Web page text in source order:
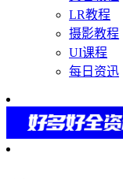
LR教程
摄影教程
UI课程
每日资迅